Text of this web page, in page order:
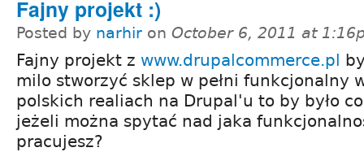
Fajny projekt :)
Posted by narhir on October 6, 2011 at
Fajny projekt z www.drupalcommerce.pl
milo stworzyć sklep w pełni funkcjonalny
polskich realiach na Drupal'u to by było
jeżeli można spytać nad jaka
pracujesz?